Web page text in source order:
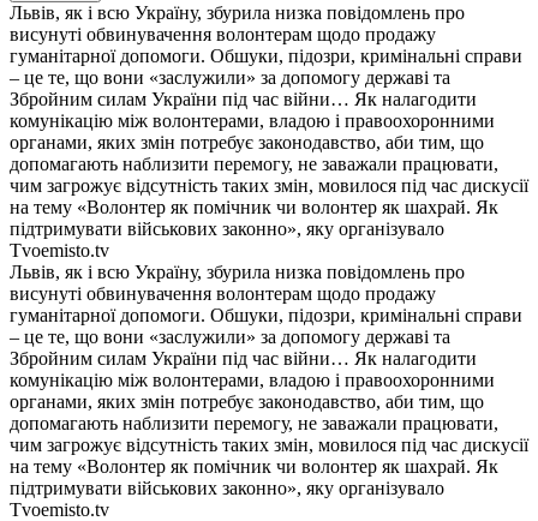
Львів, як і всю Україну, збурила низка повідомлень про
висунуті обвинувачення волонтерам щодо продажу
гуманітарної допомоги. Обшуки, підозри, кримінальні справи
– це те, що вони «заслужили» за допомогу державі та
Збройним силам України під час війни… Як налагодити
комунікацію між волонтерами, владою і правоохоронними
органами, яких змін потребує законодавство, аби тим, що
допомагають наблизити перемогу, не заважали працювати,
чим загрожує відсутність таких змін, мовилося під час дискусії
на тему «Волонтер як помічник чи волонтер як шахрай. Як
підтримувати військових законно», яку організувало
Tvoemisto.tv
Львів, як і всю Україну, збурила низка повідомлень про
висунуті обвинувачення волонтерам щодо продажу
гуманітарної допомоги. Обшуки, підозри, кримінальні справи
– це те, що вони «заслужили» за допомогу державі та
Збройним силам України під час війни… Як налагодити
комунікацію між волонтерами, владою і правоохоронними
органами, яких змін потребує законодавство, аби тим, що
допомагають наблизити перемогу, не заважали працювати,
чим загрожує відсутність таких змін, мовилося під час дискусії
на тему «Волонтер як помічник чи волонтер як шахрай. Як
підтримувати військових законно», яку організувало
Tvoemisto.tv